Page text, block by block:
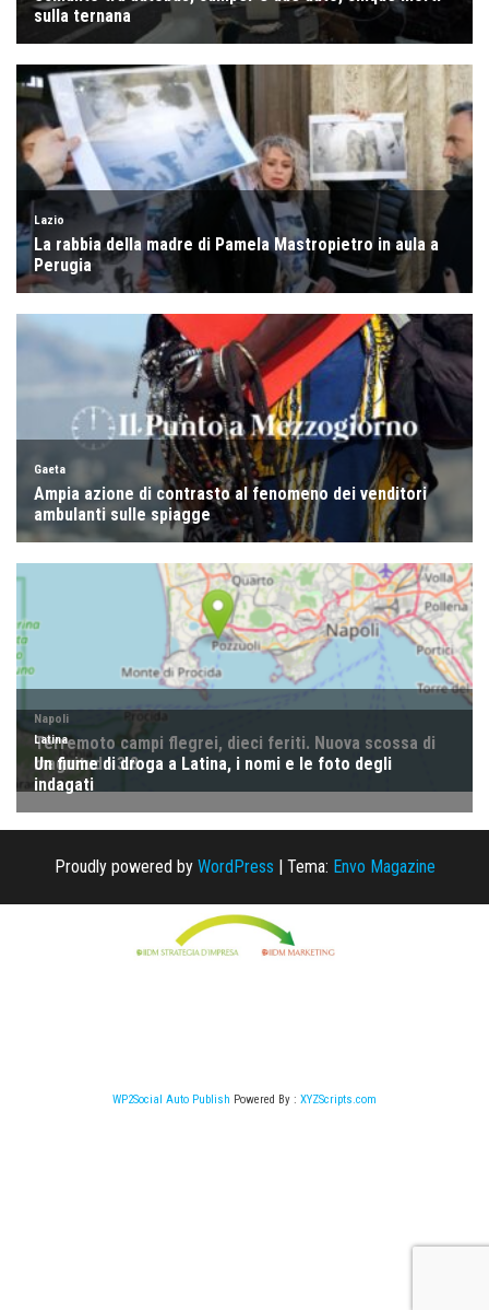
Proudly powered by WordPress Tema: Envo Magazine
WP2Social Auto Publish Powered By : XYZScripts.com